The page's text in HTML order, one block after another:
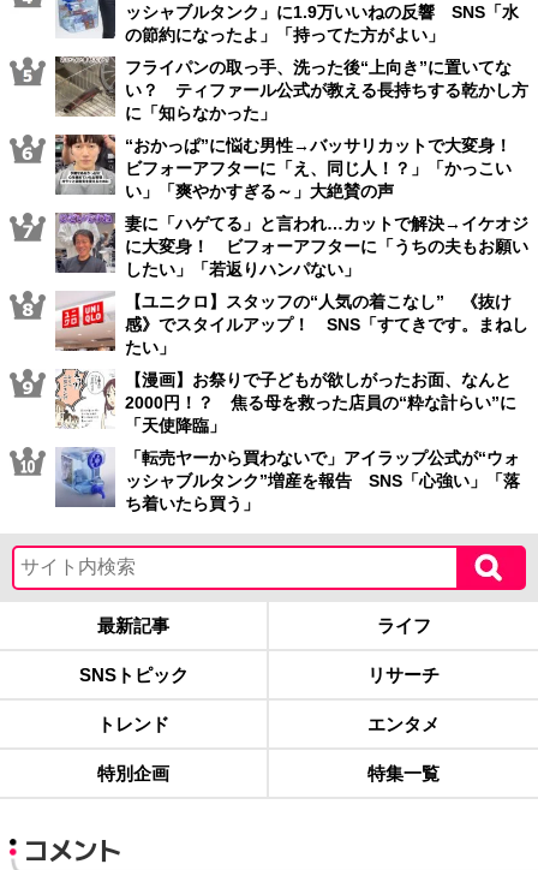
ッシャブルタンク」に1.9万いいねの反響 SNS「水
の節約になったよ」「持ってた方がよい」
フライパンの取っ手、洗った後“上向き”に置いてな
い？ ティファール公式が教える長持ちする乾かし方
に「知らなかった」
“おかっぱ”に悩む男性→バッサリカットで大変身！
ビフォーアフターに「え、同じ人！？」「かっこい
い」「爽やかすぎる～」大絶賛の声
妻に「ハゲてる」と言われ…カットで解決→イケオジ
に大変身！ ビフォーアフターに「うちの夫もお願い
したい」「若返りハンパない」
【ユニクロ】スタッフの“人気の着こなし” 《抜け
感》でスタイルアップ！ SNS「すてきです。まねし
たい」
【漫画】お祭りで子どもが欲しがったお面、なんと
2000円！？ 焦る母を救った店員の“粋な計らい”に
「天使降臨」
「転売ヤーから買わないで」アイラップ公式が“ウォ
ッシャブルタンク”増産を報告 SNS「心強い」「落
ち着いたら買う」
最新記事 ライフ
SNSトピック リサーチ
トレンド エンタメ
特別企画 特集一覧
コメント